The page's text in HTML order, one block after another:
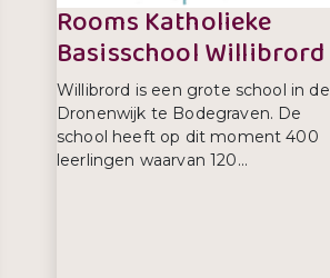
Rooms Katholieke
Basisschool Willibrord
Willibrord is een grote school in de
Dronenwijk te Bodegraven. De
school heeft op dit moment 400
leerlingen waarvan 120...